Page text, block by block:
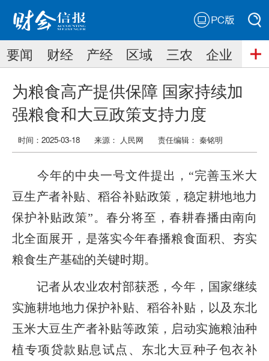
搜索
搜索
要闻 财经 产经 区域 三农 企业
为粮食高产提供保障 国家持续加
强粮食和大豆政策支持力度
时间：2025-03-18 来源： 人民网 责任编辑： 秦铭明
今年的中央一号文件提出，“完善玉米大
豆生产者补贴、稻谷补贴政策，稳定耕地地力
保护补贴政策”。春分将至，春耕春播由南向
北全面展开，是落实今年春播粮食面积、夯实
粮食生产基础的关键时期。
记者从农业农村部获悉，今年，国家继续
实施耕地地力保护补贴、稻谷补贴，以及东北
玉米大豆生产者补贴等政策，启动实施粮油种
植专项贷款贴息试点、东北大豆种子包衣补